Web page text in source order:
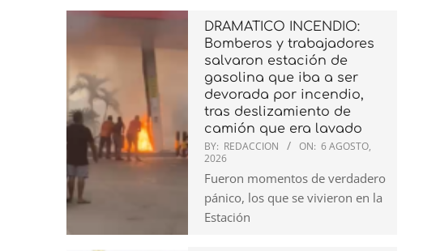
DRAMATICO INCENDIO:
Bomberos y trabajadores
salvaron estación de
gasolina que iba a ser
devorada por incendio,
tras deslizamiento de
camión que era lavado
BY: REDACCION ON: 6 AGOSTO,
2026
Fueron momentos de verdadero
pánico, los que se vivieron en la
Estación